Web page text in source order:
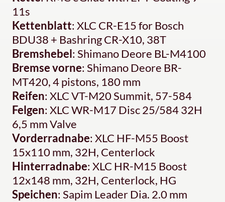
11s
Kettenblatt: XLC CR-E15 for Bosch
BDU38 + Bashring CR-X10, 38T
Bremshebel: Shimano Deore BL-M4100
Bremse vorne: Shimano Deore BR-
MT420, 4 pistons, 180 mm
Reifen: XLC VT-M20 Summit, 57-584
Felgen: XLC WR-M17 Disc 25/584 32H
6,5 mm Valve
Vorderradnabe: XLC HF-M55 Boost
15x110 mm, 32H, Centerlock
Hinterradnabe: XLC HR-M15 Boost
12x148 mm, 32H, Centerlock, HG
Speichen: Sapim Leader Dia. 2.0 mm